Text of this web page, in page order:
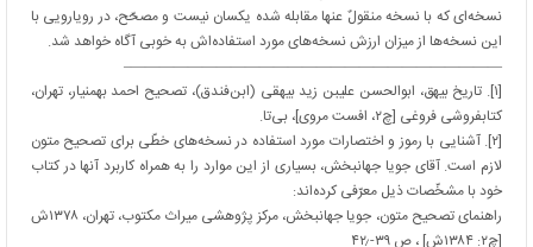
نسخه‌ای که با نسخه منقولٌ عنها مقابله شده یکسان نیست و مصحّح، در رویارویی با
این نسخه‌ها از میزان ارزش نسخه‌های مورد استفاده‌اش به خوبی آگاه خواهد شد.
——————————————————————————–
[۱]. تاریخ بیهق، ابوالحسن علی‏بن‏ زید بیهقی (ابن‌فندق)، تصحیح احمد بهمنیار، تهران،
کتابفروشی فروغی [چ۲، افست مروی]، بی‌تا.
[۲]. آشنایی با رموز و اختصارات مورد استفاده در نسخه‌های خطّی برای تصحیح متون
لازم است. آقای جویا جهانبخش، بسیاری از این موارد را به همراه کاربرد آن‏ها در کتاب
خود با مشخّصات ذیل معرّفی کرده‌اند:
راهنمای تصحیح متون، جویا جهانبخش، مرکز پژوهشی میراث مکتوب، تهران، ۱۳۷۸ش
[چ۲: ۱۳۸۴ش] ، ص ۳۹-۴۲٫